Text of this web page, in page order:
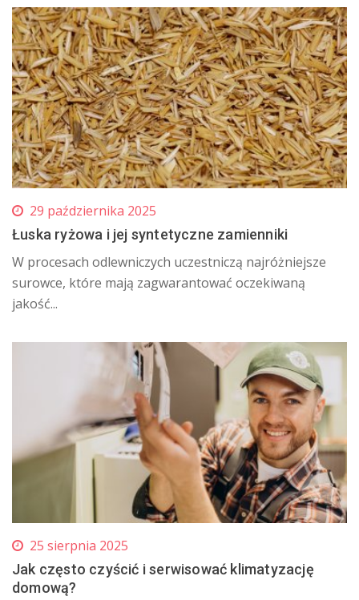
29 października 2025
Łuska ryżowa i jej syntetyczne zamienniki
W procesach odlewniczych uczestniczą najróżniejsze
surowce, które mają zagwarantować oczekiwaną
jakość...
25 sierpnia 2025
Jak często czyścić i serwisować klimatyzację
domową?